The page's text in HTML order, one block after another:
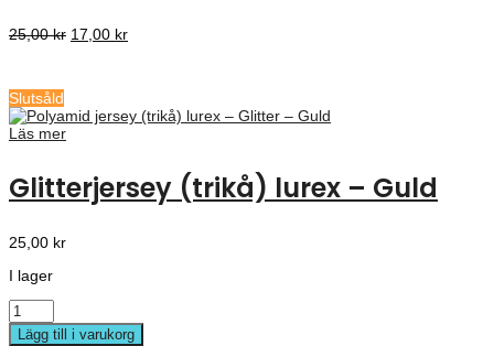
25,00kr Det
17,00 krDet
Slutsåld
Läs mer
Glitterjersey (trikå) lurex – Guld
25,00 kr
I lager
Lägg till i varukorg